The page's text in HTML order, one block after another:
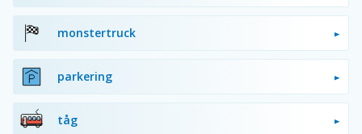
monstertruck
parkering
tåg